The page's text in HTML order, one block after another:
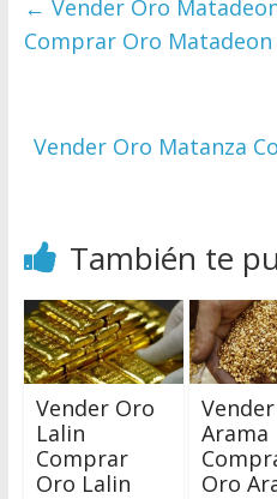
← Vender Oro
Comprar Oro
Vender Oro Matanza
También te
Vender Oro
Lalin
Comprar
Oro Lalin
Arama
Oro